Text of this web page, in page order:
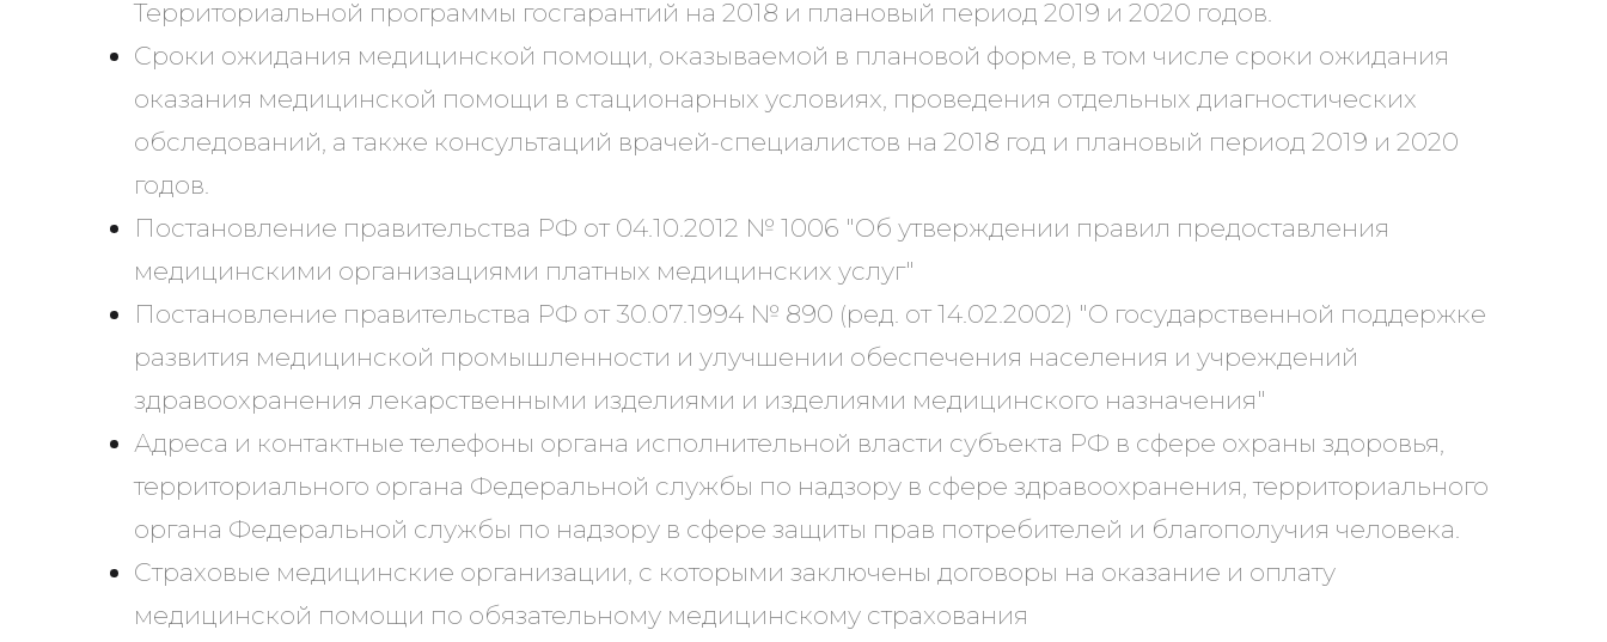
Территориальной программы госгарантий на 2018 и плановый период 2019 и 2020 годов.
Сроки ожидания медицинской помощи, оказываемой в плановой форме, в том числе сроки ожидания
оказания медицинской помощи в стационарных условиях, проведения отдельных диагностических
обследований, а также консультаций врачей-специалистов на 2018 год и плановый период 2019 и 2020
годов.
Постановление правительства РФ от 04.10.2012 № 1006 "Об утверждении правил предоставления
медицинскими организациями платных медицинских услуг"
Постановление правительства РФ от 30.07.1994 № 890 (ред. от 14.02.2002) "О государственной поддержке
развития медицинской промышленности и улучшении обеспечения населения и учреждений
здравоохранения лекарственными изделиями и изделиями медицинского назначения"
Адреса и контактные телефоны органа исполнительной власти субъекта РФ в сфере охраны здоровья,
территориального органа Федеральной службы по надзору в сфере здравоохранения, территориального
органа Федеральной службы по надзору в сфере защиты прав потребителей и благополучия человека.
Страховые медицинские организации, с которыми заключены договоры на оказание и оплату
медицинской помощи по обязательному медицинскому страхования